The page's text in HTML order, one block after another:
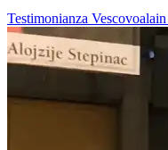
Testimonianza Vescovoalain